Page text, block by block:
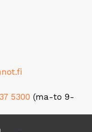
5300 (ma-to 9-